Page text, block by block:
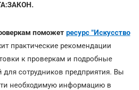
поможет ресурс "Искусство
практические рекомендации
к проверкам и подробные
для сотрудников предприятия. Вы
необходимую информацию в